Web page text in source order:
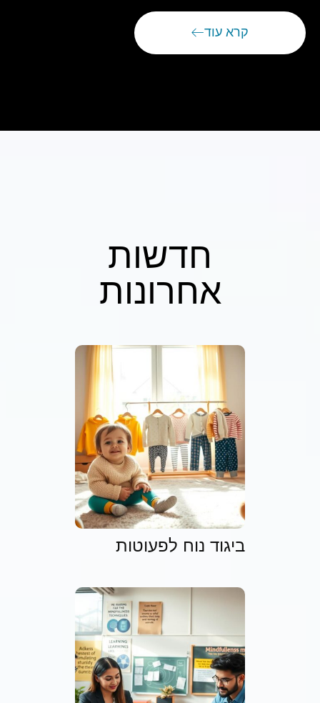
קרא עוד
חדשות
אחרונות
ביגוד נוח לפעוטות